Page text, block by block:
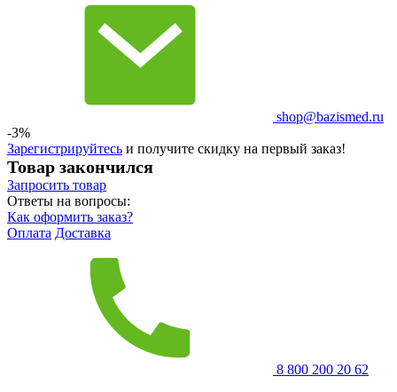
shop@bazismed.ru
-3%
Зарегистрируйтесь и получите скидку на первый заказ!
Товар закончился
Запросить товар
Ответы на вопросы:
Как оформить заказ?
Оплата Доставка
8 800 200 20 62